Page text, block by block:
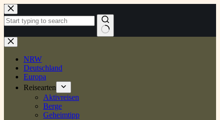
Zum
Inhalt
springen
Keine
Ergebnisse
NRW
Deutschland
Europa
Reisearten
Aktivreisen
Berge
Geheimtipp